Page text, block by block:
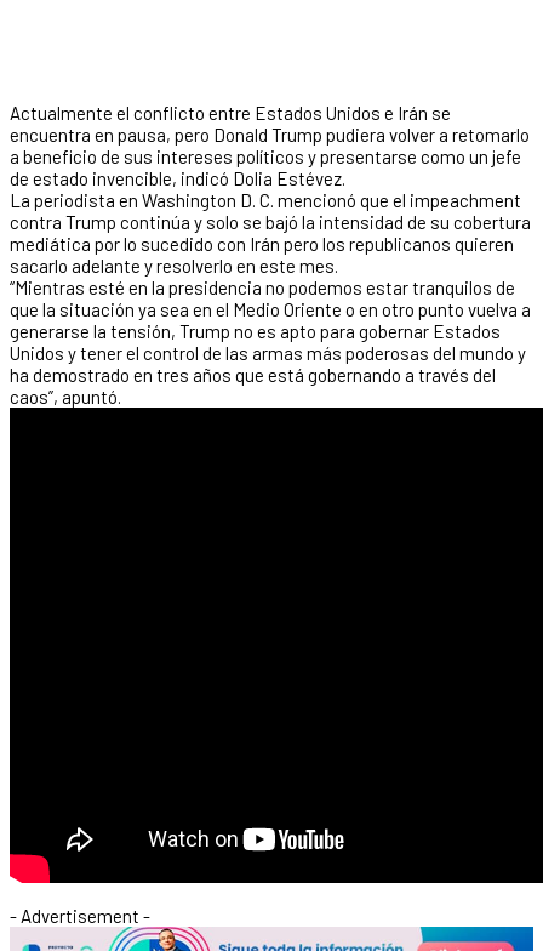
Actualmente el conflicto entre Estados Unidos e Irán se
encuentra en pausa, pero Donald Trump pudiera volver a retomarlo
a beneficio de sus intereses políticos y presentarse como un jefe
de estado invencible, indicó Dolia Estévez.
La periodista en Washington D. C. mencionó que el impeachment
contra Trump continúa y solo se bajó la intensidad de su cobertura
mediática por lo sucedido con Irán pero los republicanos quieren
sacarlo adelante y resolverlo en este mes.
“Mientras esté en la presidencia no podemos estar tranquilos de
que la situación ya sea en el Medio Oriente o en otro punto vuelva a
generarse la tensión, Trump no es apto para gobernar Estados
Unidos y tener el control de las armas más poderosas del mundo y
ha demostrado en tres años que está gobernando a través del
caos”, apuntó.
- Advertisement -